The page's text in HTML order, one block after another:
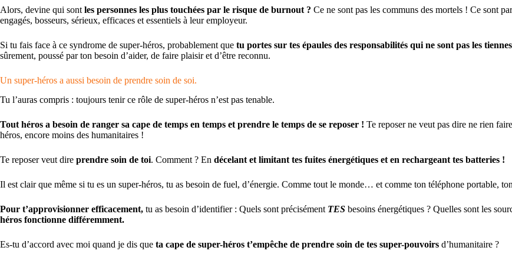
Alors, devine qui sont les personnes les plus touchées par le risque de burnout ? Ce ne sont pas les communs des mortels ! Ce sont
engagés, bosseurs, sérieux, efficaces et essentiels à leur employeur.
Si tu fais face à ce syndrome de super-héros, probablement que tu portes sur tes épaules des responsabilités qui ne sont pas les tiennes
sûrement, poussé par ton besoin d’aider, de faire plaisir et d’être reconnu.
Un super-héros a aussi besoin de prendre soin de soi.
Tu l’auras compris : toujours tenir ce rôle de super-héros n’est pas tenable.
Tout héros a besoin de ranger sa cape de temps en temps et prendre le temps de se reposer ! Te reposer ne veut pas dire ne rien
héros, encore moins des humanitaires !
Te reposer veut dire prendre soin de toi. Comment ? En décelant et limitant tes fuites énergétiques et en rechargeant tes batteries !
Il est clair que même si tu es un super-héros, tu as besoin de fuel, d’énergie. Comme tout le monde… et comme ton téléphone portable,
Pour t’approvisionner efficacement, tu as besoin d’identifier : Quels sont précisément TES besoins énergétiques ? Quelles sont les
héros fonctionne différemment.
Es-tu d’accord avec moi quand je dis que ta cape de super-héros t’empêche de prendre soin de tes super-pouvoirs d’humanitaire ?